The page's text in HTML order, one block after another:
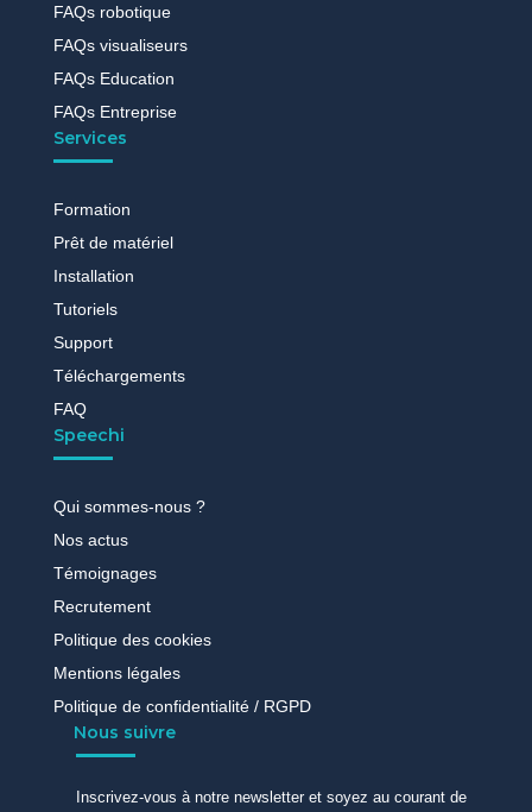
FAQs robotique
FAQs visualiseurs
FAQs Education
FAQs Entreprise
Services
Formation
Prêt de matériel
Installation
Tutoriels
Support
Téléchargements
FAQ
Speechi
Qui sommes-nous ?
Nos actus
Témoignages
Recrutement
Politique des cookies
Mentions légales
Politique de confidentialité / RGPD
Nous suivre
Inscrivez-vous à notre newsletter et soyez au courant de